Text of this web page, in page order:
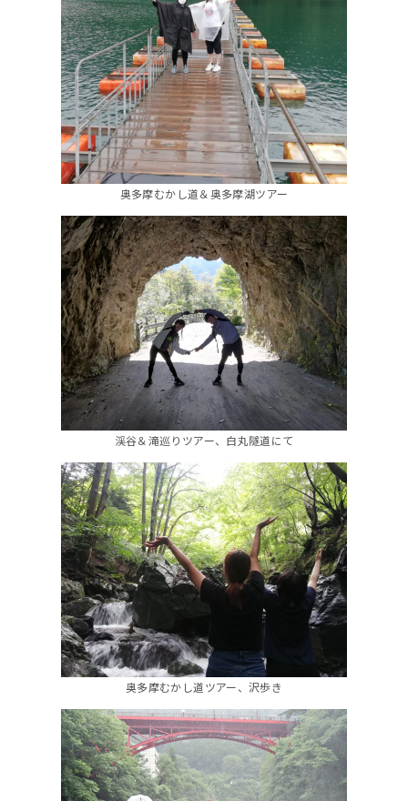
奥多摩むかし道＆奥多摩湖ツアー
渓谷＆滝巡りツアー、白丸隧道にて
奥多摩むかし道ツアー、沢歩き